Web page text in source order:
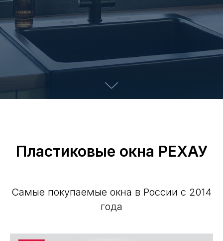
Пластиковые окна РЕХАУ
Самые покупаемые окна в России с 2014
года